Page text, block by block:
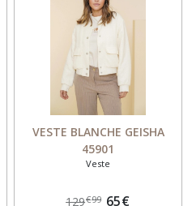
VESTE BLANCHE GEISHA
45901
Veste
129€99 65€